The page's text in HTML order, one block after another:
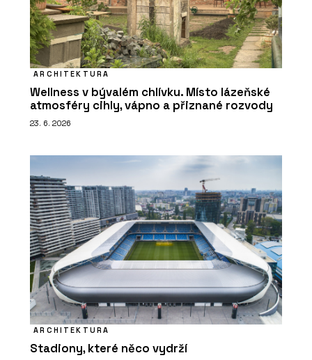
ARCHITEKTURA
Wellness v bývalém chlívku. Místo lázeňské
atmosféry cihly, vápno a přiznané rozvody
23. 6. 2026
ARCHITEKTURA
Stadiony, které něco vydrží